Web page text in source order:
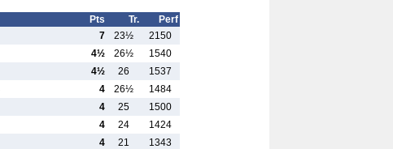
Pts Tr.
Perf
7 23½
2150
4½ 26½
1540
4½ 26
1537
4 26½
1484
4 25
1500
4 24
1424
4 21
1343